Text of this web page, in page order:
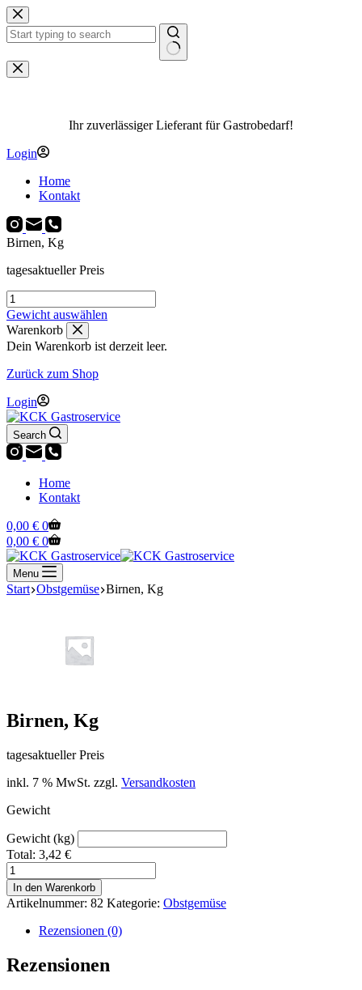
Zum
Inhalt
springen
Keine
Ergebnisse
Ihr zuverlässiger Lieferant für Gastrobedarf!
Login
Home
Kontakt
Birnen, Kg
tagesaktueller Preis
Birnen,
Kg
Menge
Gewicht auswählen
Warenkorb
Dein Warenkorb ist derzeit leer.
Zurück zum Shop
Login
Search
Home
Kontakt
Warenkorb
0,00 € 0
Warenkorb
0,00 € 0
Menu
Start Obstgemüse Birnen, Kg
Birnen, Kg
tagesaktueller Preis
inkl. 7 % MwSt. zzgl. Versandkosten
Gewicht
Gewicht (kg)
Total: 3,42 €
Birnen,
Kg
Menge
In den Warenkorb
Artikelnummer: 82 Kategorie: Obstgemüse
Rezensionen (0)
Rezensionen